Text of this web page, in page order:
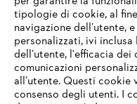
L’azienda
tipologie di cookie, al
navigazione dell’utente,
personalizzati, ivi
dell’utente, l'efficacia
comunicazioni
all’utente. Questi
consenso degli utenti. I